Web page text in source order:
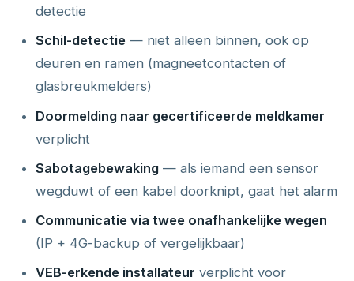
detectie
Schil-detectie— niet alleen binnen, ook op
deuren en ramen (magneetcontacten of
glasbreukmelders)
Doormelding naar gecertificeerde meldkamer
verplicht
Sabotagebewaking— als iemand een sensor
wegduwt of een kabel doorknipt, gaat het alarm
Communicatie via twee onafhankelijke wegen
(IP + 4G-backup of vergelijkbaar)
VEB-erkende installateur verplicht voor